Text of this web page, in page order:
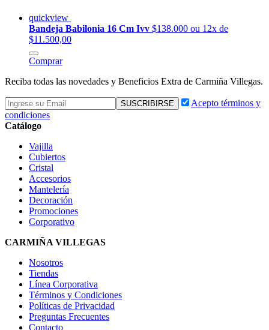
quickview
Bandeja Babilonia 16 Cm Ivv $138.000 ou 12x de
$11.500,00
Comprar
Reciba todas las novedades y Beneficios Extra de Carmiña Villegas.
Acepto términos y
condiciones
Catálogo
Vajilla
Cubiertos
Cristal
Accesorios
Mantelería
Decoración
Promociones
Corporativo
CARMIÑA VILLEGAS
Nosotros
Tiendas
Línea Corporativa
Términos y Condiciones
Políticas de Privacidad
Preguntas Frecuentes
Contacto